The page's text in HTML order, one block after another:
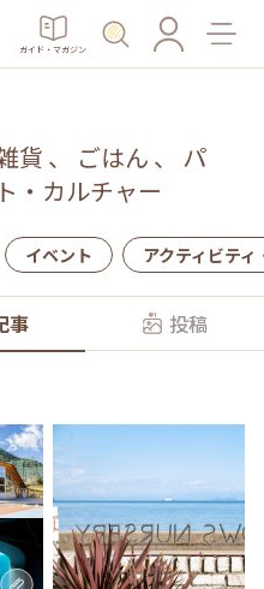
ガイド・マガジン
貨 、 ごはん 、 パ
・カルチャー
イベント アクティビティ
事 投稿